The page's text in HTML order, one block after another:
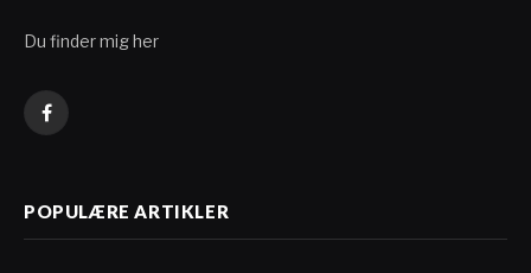
Du finder mig her
Facebook
POPULÆRE ARTIKLER